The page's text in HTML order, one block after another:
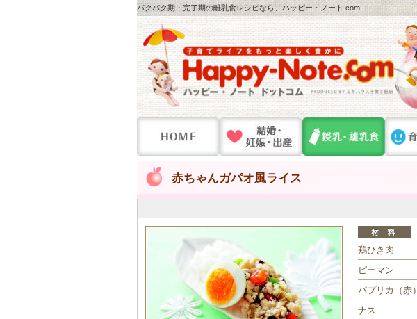
パクパク期・完了期の離乳食レシピなら、ハッピー・ノート.com
赤ちゃんガパオ風ライス
鶏ひき肉
ピーマン
パプリカ（赤）
ナス